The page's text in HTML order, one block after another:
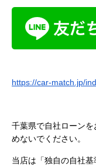
https://car-match.jp/
千葉県で自社ローン
めないでください。
当店は「独自の自社